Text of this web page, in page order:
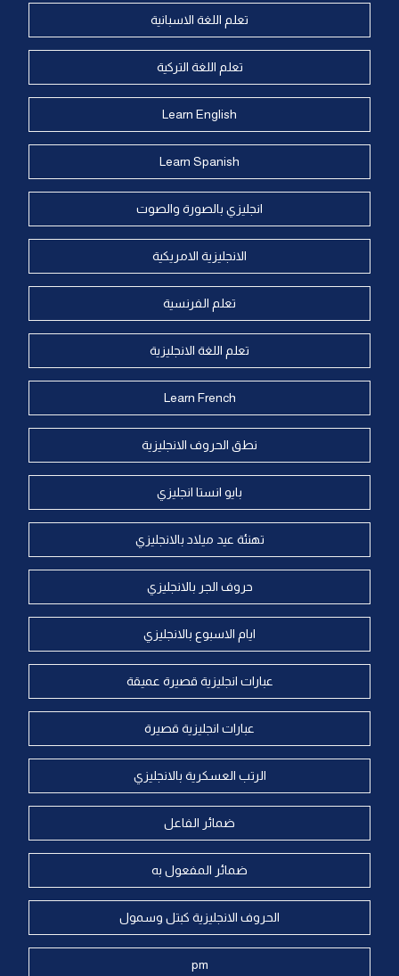
تعلم اللغة الاسبانية
تعلم اللغة التركية
Learn English
Learn Spanish
انجليزي بالصورة والصوت
الانجليزية الامريكية
تعلم الفرنسية
تعلم اللغة الانجليزية
Learn French
نطق الحروف الانجليزية
بايو انستا انجليزي
تهنئة عيد ميلاد بالانجليزي
حروف الجر بالانجليزي
ايام الاسبوع بالانجليزي
عبارات انجليزية قصيرة عميقة
عبارات انجليزية قصيرة
الرتب العسكرية بالانجليزي
ضمائر الفاعل
ضمائر المفعول به
الحروف الانجليزية كبتل وسمول
pm